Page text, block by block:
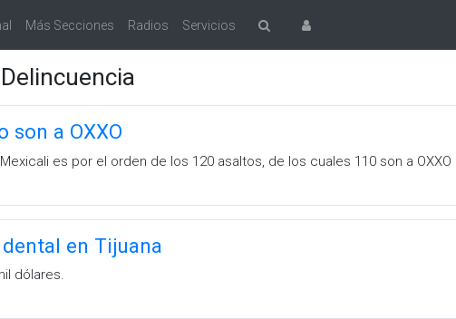
Más Secciones Radios Servicios
Delincuencia
son a OXXO
es por el orden de los 120 asaltos, de los cuales 110 son a OXXO
en Tijuana
dólares.